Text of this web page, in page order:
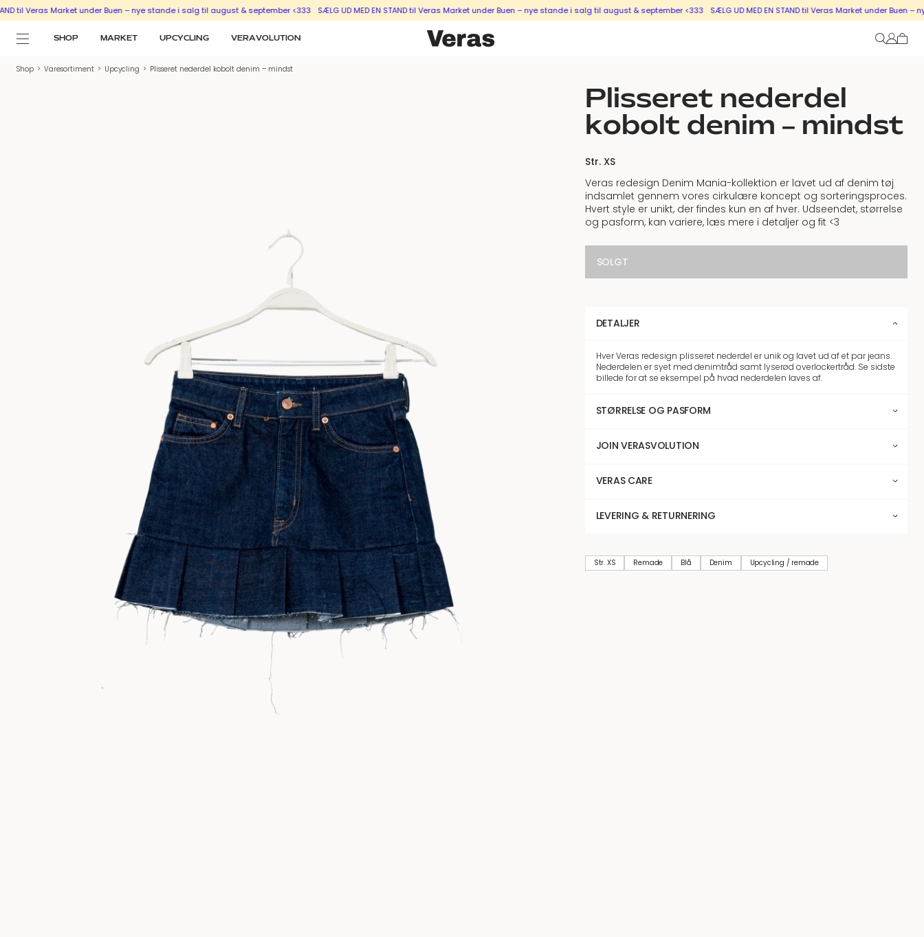
Veras Market under Buen – nye stande i salg til august & september <333 SÆLG UD MED EN STAND til Veras Market under Buen – nye stande i salg til august & september <333 SÆLG UD MED EN STAND til Veras Market under Buen – nye
SHOP MARKET UPCYCLING VERAVOLUTION
Shop > Varesortiment > Upcycling > Plisseret nederdel kobolt denim – mindst
Plisseret nederdel
kobolt denim – mindst
Str. XS
Veras redesign Denim Mania-kollektion er lavet ud af denim tøj
indsamlet gennem vores cirkulære koncept og sorteringsproces.
Hvert style er unikt, der findes kun en af hver. Udseendet, størrelse
og pasform, kan variere, læs mere i detaljer og fit <3
SOLGT
DETALJER
Hver Veras redesign plisseret nederdel er unik og lavet ud af et par jeans.
Nederdelen er syet med denimtråd samt lyserød overlockertråd. Se sidste
billede for at se eksempel på hvad nederdelen laves af.
STØRRELSE OG PASFORM
JOIN VERASVOLUTION
VERAS CARE
LEVERING & RETURNERING
Str. XS Remade Blå Denim Upcycling / remade